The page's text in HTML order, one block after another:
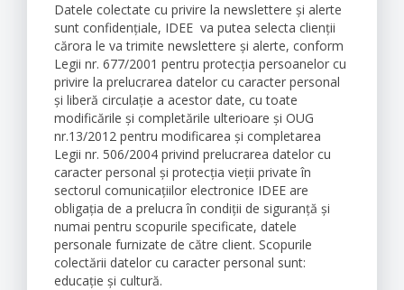
Datele colectate cu privire la newslettere şi alerte
sunt confidenţiale, IDEE va putea selecta clienţii
cărora le va trimite newslettere şi alerte, conform
Legii nr. 677/2001 pentru protecţia persoanelor cu
privire la prelucrarea datelor cu caracter personal
şi liberă circulaţie a acestor date, cu toate
modificările şi completările ulterioare şi OUG
nr.13/2012 pentru modificarea şi completarea
Legii nr. 506/2004 privind prelucrarea datelor cu
caracter personal şi protecţia vieţii private în
sectorul comunicaţiilor electronice IDEE are
obligaţia de a prelucra în condiţii de siguranţă şi
numai pentru scopurile specificate, datele
personale furnizate de către client. Scopurile
colectării datelor cu caracter personal sunt:
educaţie şi cultură.